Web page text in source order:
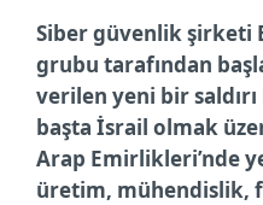
Siber güvenlik şirketi
grubu tarafından
verilen yeni bir
başta İsrail olmak
Arap Emirlikleri’nde
üretim, mühendislik,